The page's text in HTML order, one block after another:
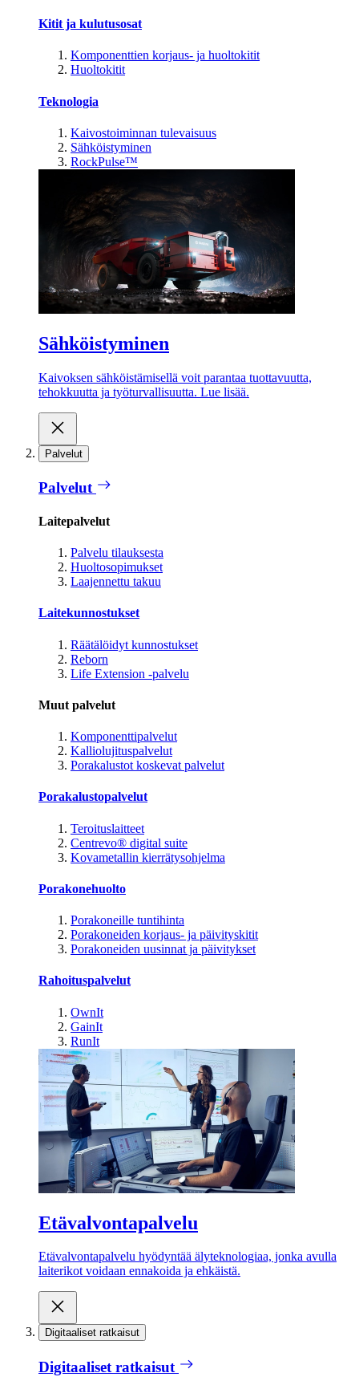
Kitit ja kulutusosat
Komponenttien korjaus- ja huoltokitit
Huoltokitit
Teknologia
Kaivostoiminnan tulevaisuus
Sähköistyminen
RockPulse™
Sähköistyminen
Kaivoksen sähköistämisellä voit parantaa tuottavuutta,
tehokkuutta ja työturvallisuutta. Lue lisää.
Palvelut
Palvelut
Laitepalvelut
Palvelu tilauksesta
Huoltosopimukset
Laajennettu takuu
Laitekunnostukset
Räätälöidyt kunnostukset
Reborn
Life Extension -palvelu
Muut palvelut
Komponenttipalvelut
Kalliolujituspalvelut
Porakalustot koskevat palvelut
Porakalustopalvelut
Teroituslaitteet
Centrevo® digital suite
Kovametallin kierrätysohjelma
Porakonehuolto
Porakoneille tuntihinta
Porakoneiden korjaus- ja päivityskitit
Porakoneiden uusinnat ja päivitykset
Rahoituspalvelut
OwnIt
GainIt
RunIt
Etävalvontapalvelu
Etävalvontapalvelu hyödyntää älyteknologiaa, jonka avulla
laiterikot voidaan ennakoida ja ehkäistä.
Digitaaliset ratkaisut
Digitaaliset ratkaisut